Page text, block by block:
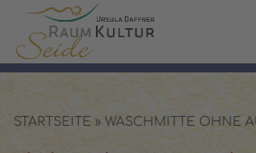
✓ 100 % Maulbeerseide
✓ Versand in 2–3
✓ Persönliche Beratung:
STARTSEITE » WASCHMITTE OHNE